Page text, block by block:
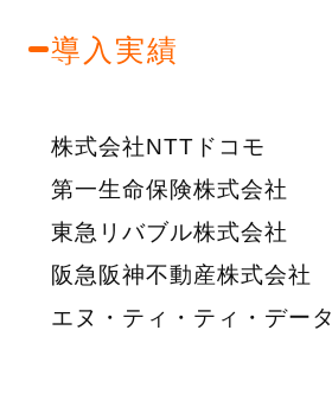
導入実績
株式会社NTTドコモ
第一生命保険株式会社
東急リバブル株式会社
阪急阪神不動産株式会社
エヌ・ティ・ティ・データ